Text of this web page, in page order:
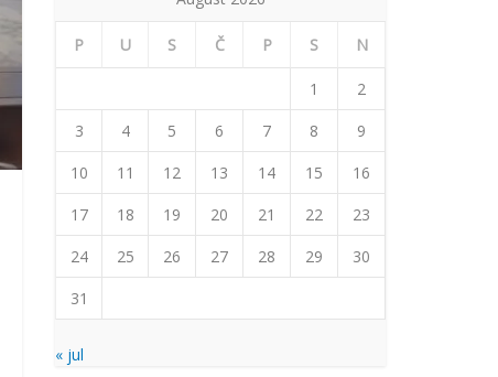
P U S Č P S N
1
2
3
4 5 6 7 8
9
10
11 12 13 14 15
16
17
18 19 20 21 22
23
24
25 26 27 28 29
30
31
« jul